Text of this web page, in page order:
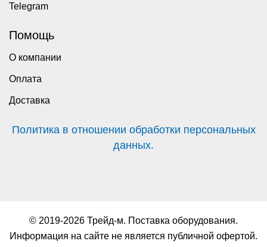
Telegram
Помощь
О компании
Оплата
Доставка
Политика в отношении обработки персональных
данных.
© 2019-2026 Трейд-м. Поставка оборудования.
Информация на сайте не является публичной офертой.